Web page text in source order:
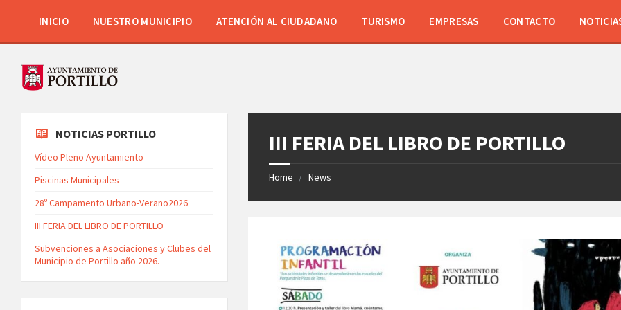
INICIO NUESTRO MUNICIPIO ATENCIÓN AL CIUDADANO TURISMO EMPRESAS CONTACTO
III FERIA DEL LIBRO DE PORTILLO
Home News
NOTICIAS PORTILLO
Vídeo Pleno Ayuntamiento
Piscinas Municipales
28º Campamento Urbano-Verano2026
III FERIA DEL LIBRO DE PORTILLO
Subvenciones a Asociaciones y Clubes del
Municipio de Portillo año 2026.